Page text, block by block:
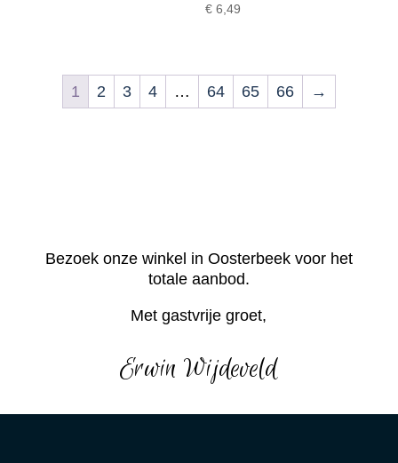
€ 6,49
1 2 3 4 … 64 65 66 →
Bezoek onze winkel in Oosterbeek voor het
totale aanbod.
Met gastvrije groet,
Erwin Wijdeveld